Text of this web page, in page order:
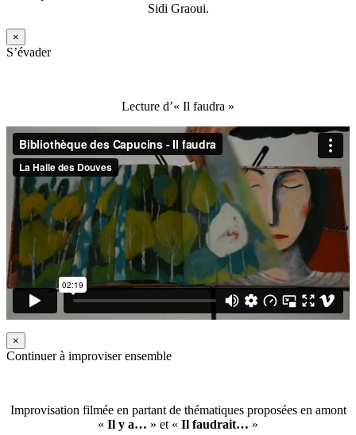
Sidi Graoui.
×
S’évader
Lecture d’« Il faudra »
×
Continuer à improviser ensemble
Improvisation filmée en partant de thématiques proposées en amont
« Il y a… » et « Il faudrait… »